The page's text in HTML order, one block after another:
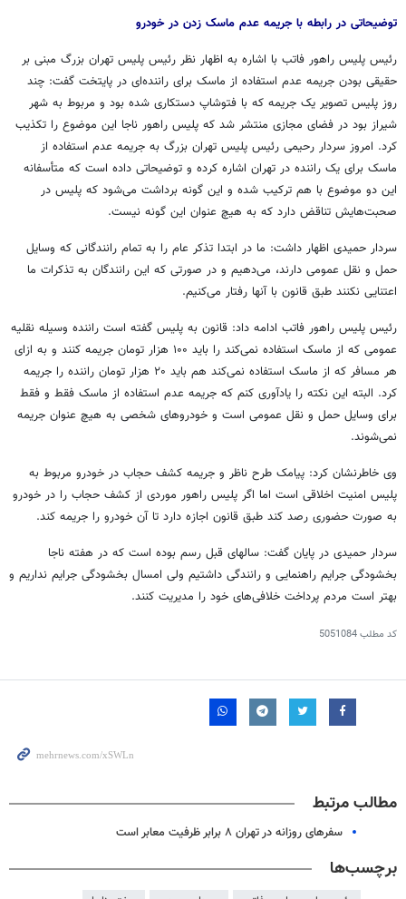
توضیحاتی در رابطه با جریمه عدم ماسک زدن در خودرو
رئیس پلیس راهور فاتب با اشاره به اظهار نظر رئیس پلیس تهران بزرگ مبنی بر
حقیقی بودن جریمه عدم استفاده از ماسک برای راننده‌ای در پایتخت گفت: چند
روز پلیس تصویر یک جریمه که با فتوشاپ دستکاری شده بود و مربوط به شهر
شیراز بود در فضای مجازی منتشر شد که پلیس راهور ناجا این موضوع را تکذیب
کرد. امروز سردار رحیمی رئیس پلیس تهران بزرگ به جریمه عدم استفاده از
ماسک برای یک راننده در تهران اشاره کرده و توضیحاتی داده است که متأسفانه
این دو موضوع با هم ترکیب شده و این گونه برداشت می‌شود که پلیس در
صحبت‌هایش تناقض دارد که به هیچ عنوان این گونه نیست.
سردار حمیدی اظهار داشت: ما در ابتدا تذکر عام را به تمام رانندگانی که وسایل
حمل و نقل عمومی دارند، می‌دهیم و در صورتی که این رانندگان به تذکرات ما
اعتنایی نکنند طبق قانون با آنها رفتار می‌کنیم.
رئیس پلیس راهور فاتب ادامه داد: قانون به پلیس گفته است راننده وسیله نقلیه
عمومی که از ماسک استفاده نمی‌کند را باید ۱۰۰ هزار تومان جریمه کنند و به ازای
هر مسافر که از ماسک استفاده نمی‌کند هم باید ۲۰ هزار تومان راننده را جریمه
کرد. البته این نکته را یادآوری کنم که جریمه عدم استفاده از ماسک فقط و فقط
برای وسایل حمل و نقل عمومی است و خودروهای شخصی به هیچ عنوان جریمه
نمی‌شوند.
وی خاطرنشان کرد: پیامک طرح ناظر و جریمه کشف حجاب در خودرو مربوط به
پلیس امنیت اخلاقی است اما اگر پلیس راهور موردی از کشف حجاب را در خودرو
به صورت حضوری رصد کند طبق قانون اجازه دارد تا آن خودرو را جریمه کند.
سردار حمیدی در پایان گفت: سالهای قبل رسم بوده است که در هفته ناجا
بخشودگی جرایم راهنمایی و رانندگی داشتیم ولی امسال بخشودگی جرایم نداریم و
بهتر است مردم پرداخت خلافی‌های خود را مدیریت کنند.
کد مطلب5051084
مطالب مرتبط
سفرهای روزانه در تهران ۸ برابر ظرفیت معابر است
برچسب‌ها